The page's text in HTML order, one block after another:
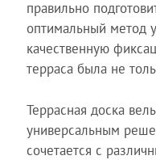
правильно
оптимальный метод
качественную
терраса была не
Террасная доска
универсальным
сочетается с